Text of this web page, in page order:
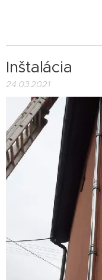
Inštalácia
24.03.2021